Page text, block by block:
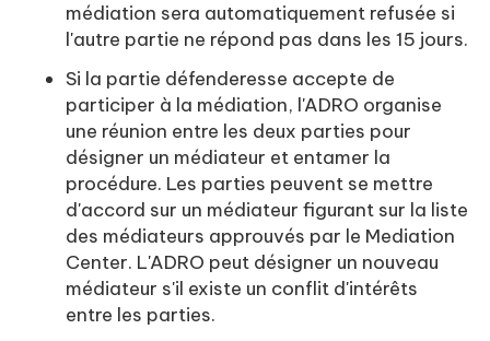
médiation sera automatiquement refusée si
l'autre partie ne répond pas dans les 15 jours.
Si la partie défenderesse accepte de
participer à la médiation, l'ADRO organise
une réunion entre les deux parties pour
désigner un médiateur et entamer la
procédure. Les parties peuvent se mettre
d'accord sur un médiateur figurant sur la liste
des médiateurs approuvés par le Mediation
Center. L'ADRO peut désigner un nouveau
médiateur s'il existe un conflit d'intérêts
entre les parties.